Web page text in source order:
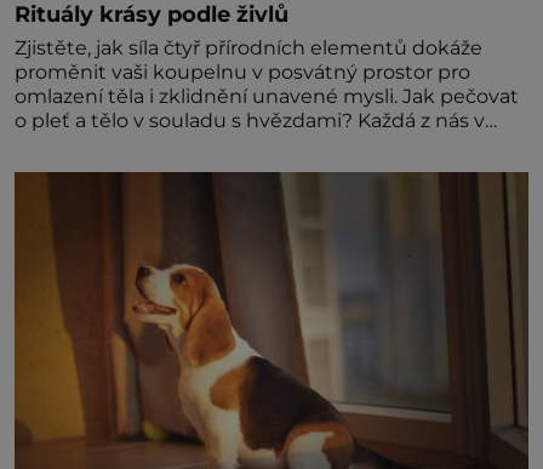
Rituály krásy podle živlů
Zjistěte, jak síla čtyř přírodních elementů dokáže
proměnit vaši koupelnu v posvátný prostor pro
omlazení těla i zklidnění unavené mysli. Jak pečovat
o pleť a tělo v souladu s hvězdami? Každá z nás v
naší povaze, ale i v potřebách naší pokožky. Ohnivá
znamení Ženy narozené ve znamení Berana, Lva a
Střelce v sobě nesou žár, odvahu a neutuchající elán.